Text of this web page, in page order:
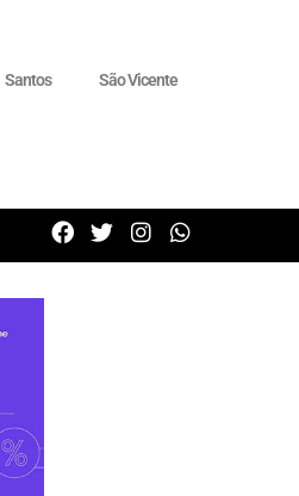
Santos São Vicente